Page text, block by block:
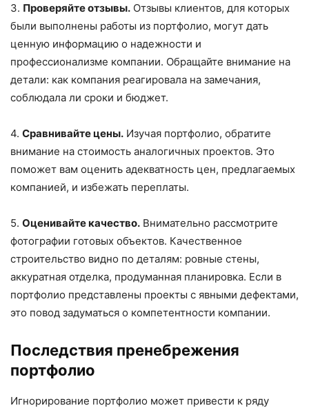
3. Проверяйте отзывы. Отзывы клиентов, для которых
были выполнены работы из портфолио, могут дать
ценную информацию о надежности и
профессионализме компании. Обращайте внимание на
детали: как компания реагировала на замечания,
соблюдала ли сроки и бюджет.
4. Сравнивайте цены. Изучая портфолио, обратите
внимание на стоимость аналогичных проектов. Это
поможет вам оценить адекватность цен, предлагаемых
компанией, и избежать переплаты.
5. Оценивайте качество. Внимательно рассмотрите
фотографии готовых объектов. Качественное
строительство видно по деталям: ровные стены,
аккуратная отделка, продуманная планировка. Если в
портфолио представлены проекты с явными дефектами,
это повод задуматься о компетентности компании.
Последствия пренебрежения
портфолио
Игнорирование портфолио может привести к ряду